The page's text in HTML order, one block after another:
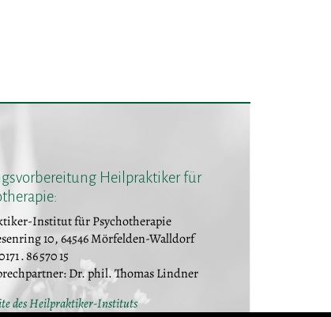
Heilpraktiker für
Institut für Psychotherapie
10, 64546 Mörfelden-Walldorf
. 86 570 15
Dr. phil. Thomas Lindner
des Heilpraktiker-Instituts